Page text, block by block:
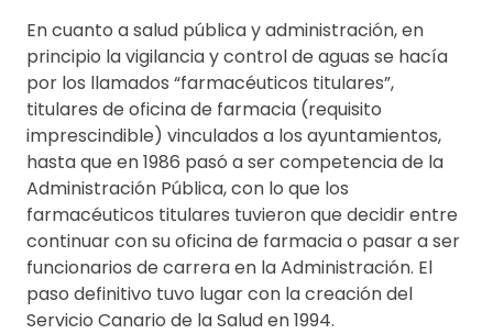
En cuanto a salud pública y administración, en
principio la vigilancia y control de aguas se hacía
por los llamados “farmacéuticos titulares”,
titulares de oficina de farmacia (requisito
imprescindible) vinculados a los ayuntamientos,
hasta que en 1986 pasó a ser competencia de la
Administración Pública, con lo que los
farmacéuticos titulares tuvieron que decidir entre
continuar con su oficina de farmacia o pasar a ser
funcionarios de carrera en la Administración. El
paso definitivo tuvo lugar con la creación del
Servicio Canario de la Salud en 1994.